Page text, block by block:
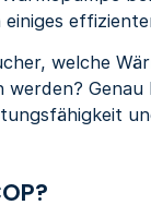
welche
werden?